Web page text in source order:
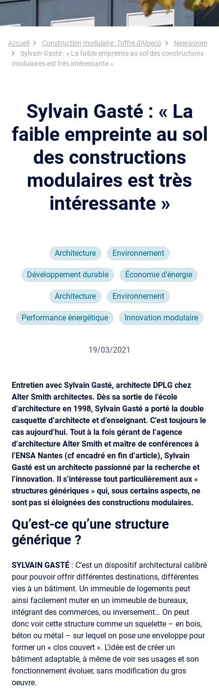
Fil d'Ariane
Accueil Construction modulaire : l'offre d'Algeco
Newsroom
Sylvain Gasté : « La faible empreinte au sol des constructions
modulaires est très intéressante »
Sylvain Gasté : « La
faible empreinte au sol
des constructions
modulaires est très
intéressante »
Architecture Environnement
Développement durable Économie d'énergie
Architecture Environnement
Performance énergétique Innovation modulaire
19/03/2021
Entretien avec Sylvain Gasté, architecte DPLG chez
Alter Smith architectes. Dès sa sortie de l’école
d’architecture en 1998, Sylvain Gasté a porté la double
casquette d’architecte et d’enseignant. C’est toujours le
cas aujourd’hui. Tout à la fois gérant de l’agence
d’architecture Alter Smith et maître de conférences à
l’ENSA Nantes (cf encadré en fin d’article), Sylvain
Gasté est un architecte passionné par la recherche et
l’innovation. Il s’intéresse tout particulièrement aux «
structures génériques » qui, sous certains aspects, ne
sont pas si éloignées des constructions modulaires.
Qu’est-ce qu’une structure
générique ?
SYLVAIN GASTÉ : C’est un dispositif architectural calibré
pour pouvoir offrir différentes destinations, différentes
vies à un bâtiment. Un immeuble de logements peut
ainsi facilement muter en un immeuble de bureaux,
intégrant des commerces, ou inversement… On peut
donc voir cette structure comme un squelette – en bois,
béton ou métal – sur lequel on pose une enveloppe pour
former un « clos couvert ». L’idée est de créer un
bâtiment adaptable, à même de voir ses usages et son
fonctionnement évoluer, sans modification du gros
oeuvre.